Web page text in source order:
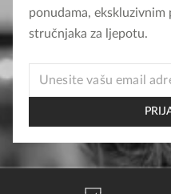
ponudama, ekskluzivnim
stručnjaka za ljepotu.
* *